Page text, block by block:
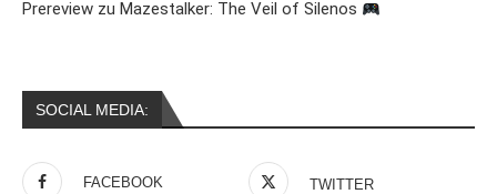
Prereview zu Mazestalker: The Veil of Silenos
SOCIAL MEDIA:
FACEBOOK TWITTER